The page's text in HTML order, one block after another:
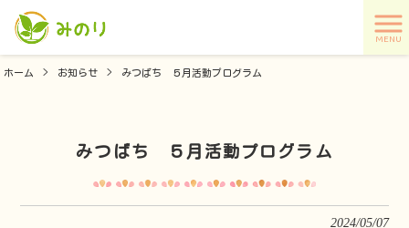
MENU
ホーム > お知らせ > みつばち ５月活動プログラム
みつばち ５月活動プログラム
2024/05/07